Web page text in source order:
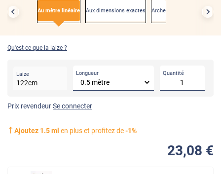
Au mètre linéaire Aux dimensions exactes Arche
Qu'est-ce que la laize ?
Laize
122cm
Longueur Quantité
Prix revendeurSe connecter
Ajoutez 1.5ml en plus et profitez de-1%
23,08 €